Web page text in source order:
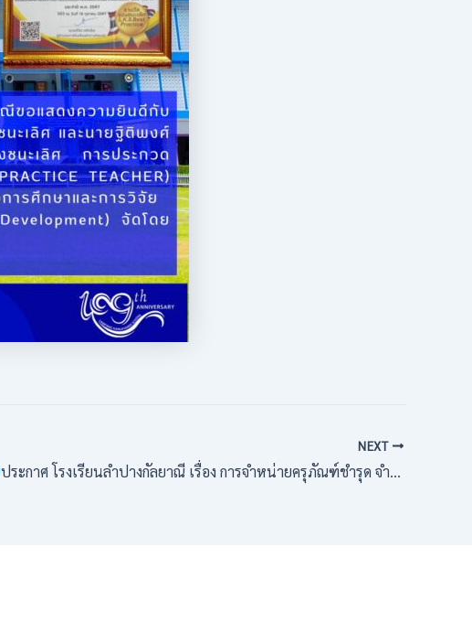
NEXT
ประกาศ โรงเรียนลำปางกัลยาณี เรื่อง การจำหน่ายครุภัณฑ์ชำรุด จำนวนวน ๑ งาน โดยวิธีเฉพาะเจาะจง